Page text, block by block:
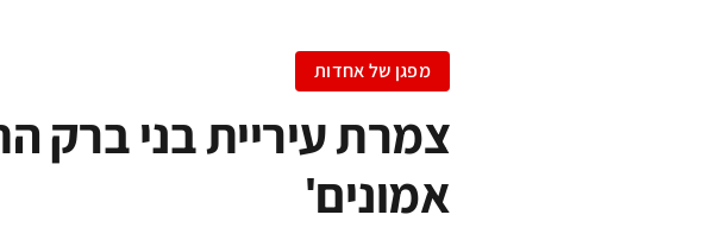
מפגן של אחדות
צמרת עיריית בני ברק
אמונים'